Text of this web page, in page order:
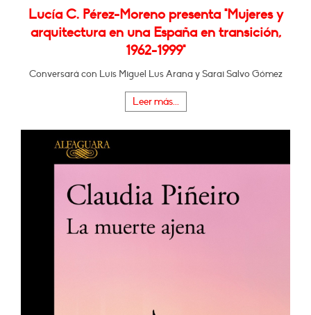
Lucía C. Pérez-Moreno presenta "Mujeres y
arquitectura en una España en transición,
1962-1999"
Conversará con Luis Miguel Lus Arana y Sarai Salvo Gómez
Leer más...